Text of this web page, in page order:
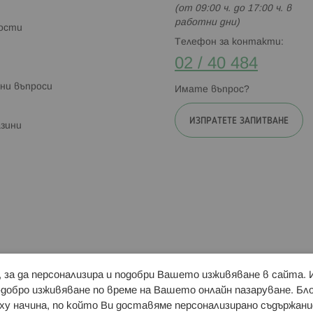
въпроси
(от 09:00 ч. до 17:00 ч. в
работни дни)
Телефон за контакти:
02 / 40 484
Имате въпрос?
ИЗПРАТЕТЕ ЗАПИТВАНЕ
Свързани сайтове: Hippoland.ro
за да персонализира и подобри Вашето изживяване в
изживяване по време на Вашето онлайн пазаруване.
начина, по който Ви доставяме персонализирано